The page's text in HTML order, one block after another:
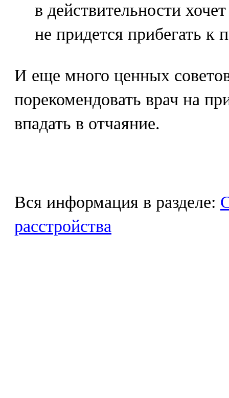
в действительности
не придется прибегать к
И еще много ценных
порекомендовать врач на
впадать в отчаяние.
Вся информация в разделе:
расстройства